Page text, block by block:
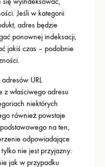
Jeśli w kategorii
adres będzie
ponownej indeksacji,
jakiś czas – podobnie
URL
z właściwego adresu
niektórych
również powstaje
na ten,
odpowiadające
nie jest przyjazny.
jak w przypadku